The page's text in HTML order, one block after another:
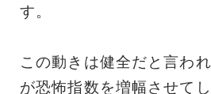
す。
この動きは健全だと言わ
が恐怖指数を増幅させて